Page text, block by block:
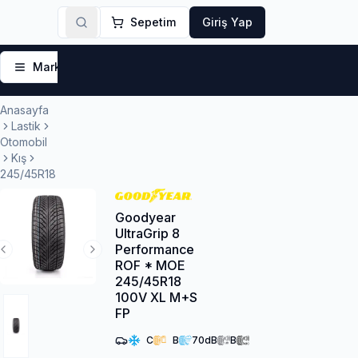
Sepetim Giriş Yap
Markalar
Anasayfa
Lastik
Otomobil
Kış
245/45R18
Next Slide
Previous Slide
Goodyear
UltraGrip 8
Performance
ROF * MOE
245/45R18
100V XL M+S
FP
C B 70dB B